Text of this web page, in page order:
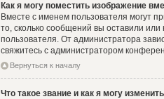
Как я могу поместить изображение
Вместе с именем пользователя могут
то, сколько сообщений вы оставили
пользователя. От администратора
свяжитесь с администратором
Вернуться к началу
Что такое звание и как я могу